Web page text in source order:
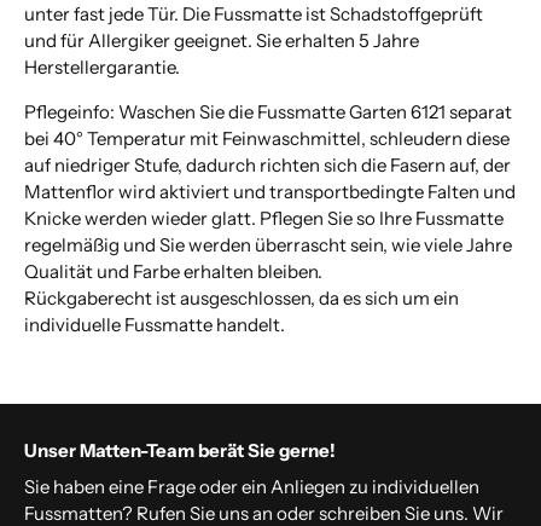
unter fast jede Tür. Die Fussmatte ist Schadstoffgeprüft
und für Allergiker geeignet. Sie erhalten 5 Jahre
Herstellergarantie.
Pflegeinfo: Waschen Sie die Fussmatte Garten 6121 separat
bei 40° Temperatur mit Feinwaschmittel, schleudern diese
auf niedriger Stufe, dadurch richten sich die Fasern auf, der
Mattenflor wird aktiviert und transportbedingte Falten und
Knicke werden wieder glatt. Pflegen Sie so Ihre Fussmatte
regelmäßig und Sie werden überrascht sein, wie viele Jahre
Qualität und Farbe erhalten bleiben.
Rückgaberecht ist ausgeschlossen, da es sich um ein
individuelle Fussmatte handelt.
Unser Matten-Team berät Sie gerne!
Sie haben eine Frage oder ein Anliegen zu individuellen
Fussmatten? Rufen Sie uns an oder schreiben Sie uns. Wir